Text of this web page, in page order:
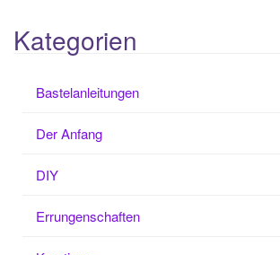
Kategorien
Bastelanleitungen
Der Anfang
DIY
Errungenschaften